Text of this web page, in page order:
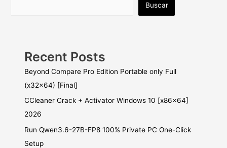
Buscar
Recent Posts
Beyond Compare Pro Edition Portable only Full
(x32x64) [Final]
CCleaner Crack + Activator Windows 10 [x86x64]
2026
Run Qwen3.6-27B-FP8 100% Private PC One-Click
Setup